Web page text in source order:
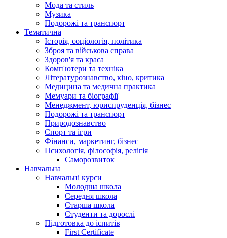
Мода та стиль
Музика
Подорожі та транспорт
Тематична
Історія, соціологія, політика
Зброя та військова справа
Здоров'я та краса
Комп'ютери та техніка
Літературознавство, кіно, критика
Медицина та медична практика
Мемуари та біографії
Менеджмент, юриспруденція, бізнес
Подорожі та транспорт
Природознавство
Спорт та ігри
Фінанси, маркетинг, бізнес
Психологія, філософія, релігія
Саморозвиток
Навчальна
Навчальні курси
Молодша школа
Середня школа
Старша школа
Студенти та дорослі
Підготовка до іспитів
First Certificate